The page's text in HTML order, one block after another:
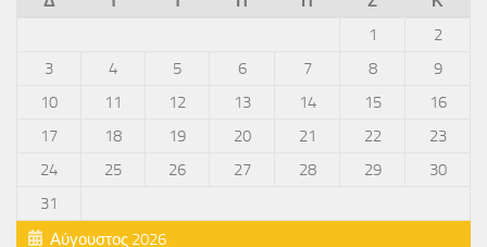
Αύγουστος 2026
1
2
3
4 5 6 7 8
9
10
11 12 13 14 15
16
17
18 19 20 21 22
23
24
25 26 27 28 29
30
31